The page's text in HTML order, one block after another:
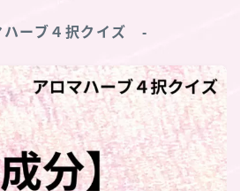
ーブ４択クイズ ‐